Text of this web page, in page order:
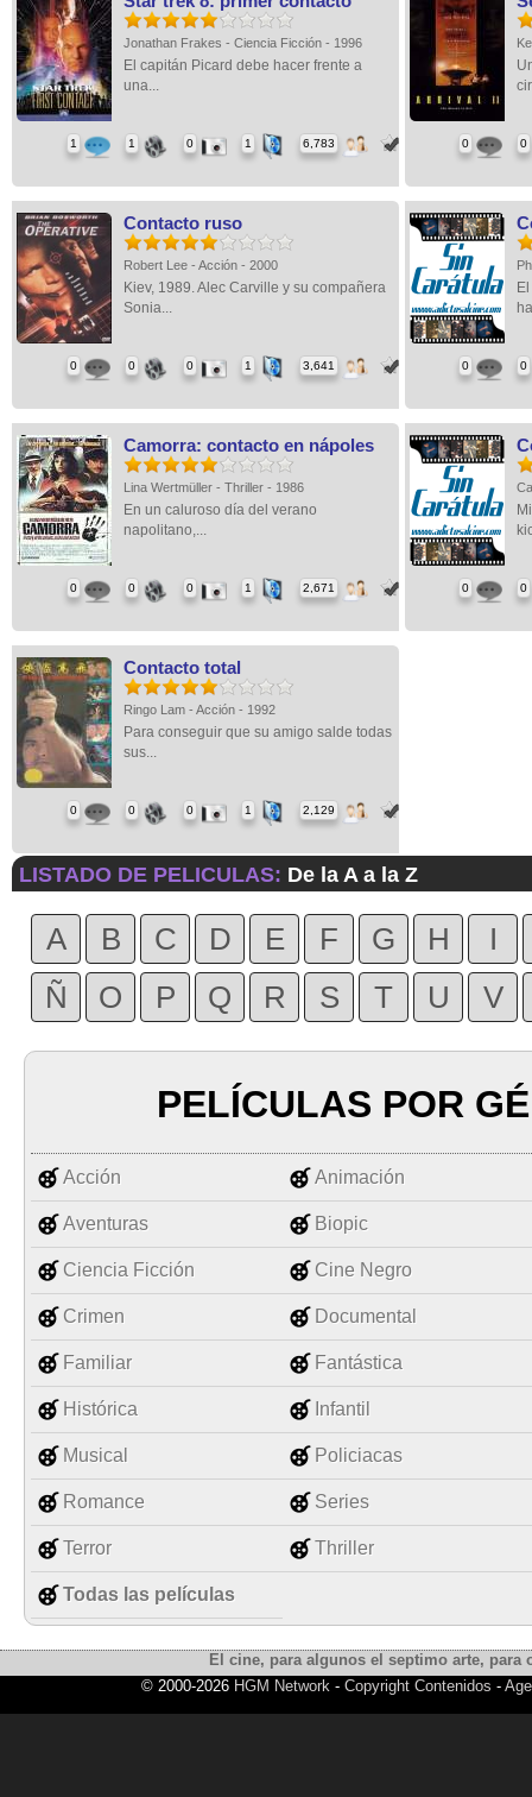
Jonathan Frakes - Ciencia Ficción - 1996
El capitán Picard debe hacer frente a
una...
1 1 0 1 6,783 0 0
Contacto ruso
Robert Lee - Acción - 2000
Kiev, 1989. Alec Carville y su compañera
Sonia...
0 0 0 1 3,641 0 0
Camorra: contacto en nápoles
Lina Wertmüller - Thriller - 1986
En un caluroso día del verano
napolitano,...
0 0 0 1 2,671 0 0
Contacto total
Ringo Lam - Acción - 1992
Para conseguir que su amigo salde todas
sus...
0 0 0 1 2,129
LISTADO DE PELICULAS: De la A a la Z
A B C D E F G H
I
Ñ
O P Q R S T U V
PELÍCULAS POR
Acción Animación
Aventuras Biopic
Ciencia Ficción Cine Negro
Crimen Documental
Familiar Fantástica
Histórica Infantil
Musical Policiacas
Romance Series
Terror Thriller
Todas las películas
El cine, para algunos el septimo arte,
© 2000-2026 HGM Network- Copyright Contenidos -